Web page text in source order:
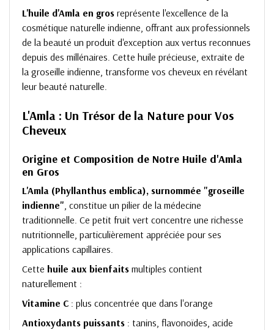
L'huile d'Amla en gros représente l'excellence de la
cosmétique naturelle indienne, offrant aux professionnels
de la beauté un produit d'exception aux vertus reconnues
depuis des millénaires. Cette huile précieuse, extraite de
la groseille indienne, transforme vos cheveux en révélant
leur beauté naturelle.
L'Amla : Un Trésor de la Nature pour Vos
Cheveux
Origine et Composition de Notre Huile d'Amla
en Gros
L'Amla (Phyllanthus emblica), surnommée "groseille
indienne" , constitue un pilier de la médecine
traditionnelle. Ce petit fruit vert concentre une richesse
nutritionnelle, particulièrement appréciée pour ses
applications capillaires.
Cette huile aux bienfaits multiples contient
naturellement :
Vitamine C: plus concentrée que dans l'orange
Antioxydants puissants : tanins, flavonoïdes, acide